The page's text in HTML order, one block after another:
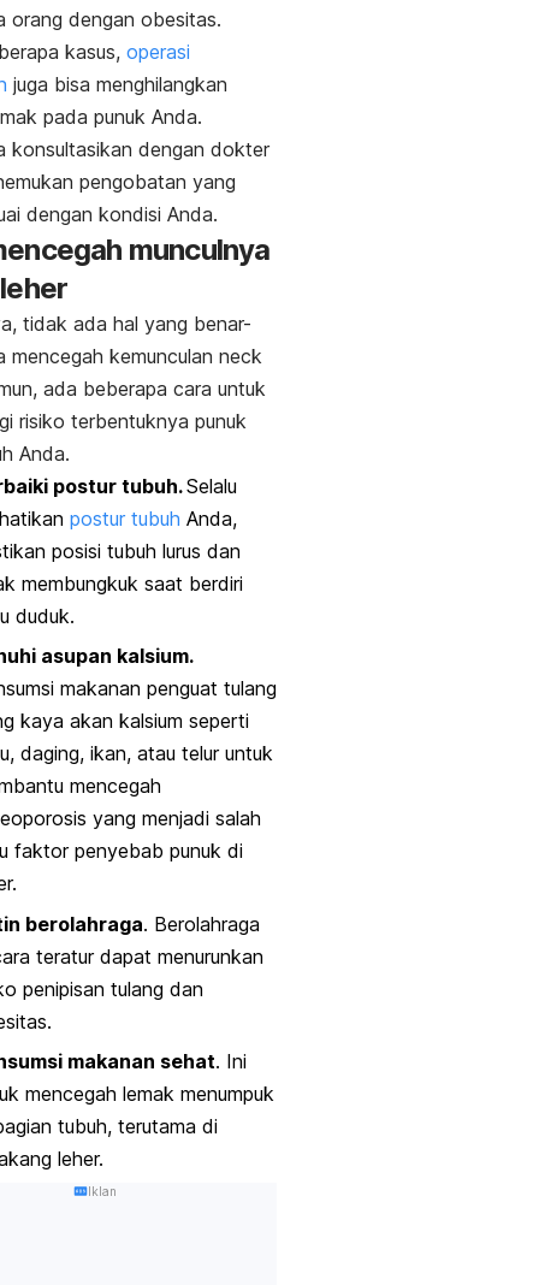
orang dengan obesitas.
kasus, operasi
juga bisa menghilangkan
pada punuk Anda.
konsultasikan dengan dokter
pengobatan yang
dengan kondisi Anda.
munculnya
tidak ada hal yang benar-
mencegah kemunculan neck
ada beberapa cara untuk
risiko terbentuknya punuk
Anda.
postur tubuh.Selalu
postur tubuh Anda,
posisi tubuh lurus dan
membungkuk saat berdiri
duduk.
asupan kalsium.
makanan penguat tulang
kaya akan kalsium seperti
daging, ikan, atau telur untuk
mencegah
yang menjadi salah
faktor penyebab punuk di
berolahraga. Berolahraga
teratur dapat menurunkan
penipisan tulang dan
makanan sehat. Ini
mencegah lemak menumpuk
tubuh, terutama di
leher.
Iklan